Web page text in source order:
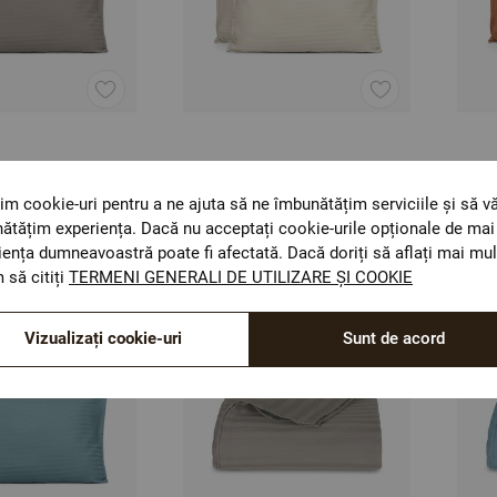
SEVILLA
50/70 cm
satinat
cm 100% bumbac satinat
Size: 50/70
74,43 Lei
Set
cookie-uri pentru a ne ajuta să ne îmbunătățim serviciile și să vă
experiența. Dacă nu acceptați cookie-urile opționale de
dumneavoastră poate fi afectată. Dacă doriți să aflați mai
să citiți TERMENI GENERALI DE UTILIZARE ȘI COOKIE
Sunt de acord
Vizualizați cookie-uri